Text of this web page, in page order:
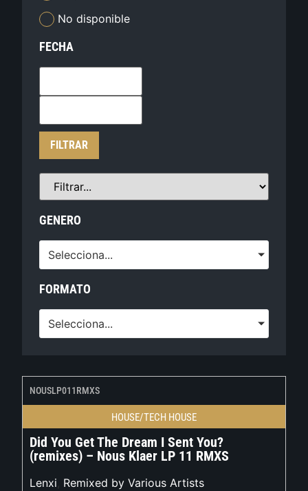
No disponible
FECHA
FILTRAR
GENERO
Selecciona...
FORMATO
Selecciona...
NOUSLP011RMXS
HOUSE/TECH HOUSE
Did You Get The Dream I Sent You?
(remixes) – Nous Klaer LP 11 RMXS
Lenxi, Remixed by Various Artists